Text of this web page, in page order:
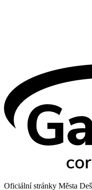
Oficiální stránky Města